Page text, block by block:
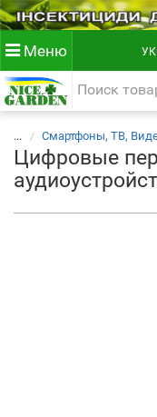
Меню
... Смартфоны, ТВ,
Цифровые